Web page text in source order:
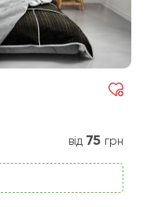
від 75 грн